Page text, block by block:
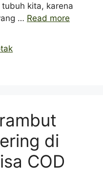
kita, karena
… Read more
di
COD